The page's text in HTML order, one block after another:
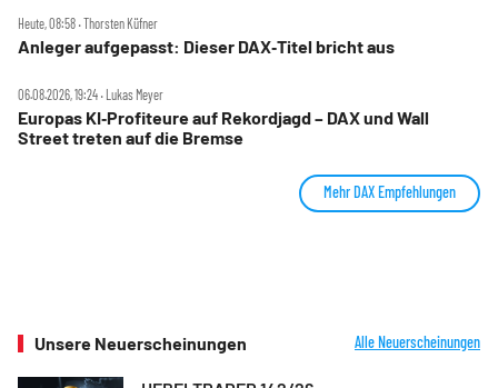
Heute, 08:58 ‧ Thorsten Küfner
Anleger aufgepasst: Dieser DAX‑Titel bricht aus
06.08.2026, 19:24 ‧ Lukas Meyer
Europas KI‑Profiteure auf Rekordjagd – DAX und Wall
Street treten auf die Bremse
Mehr DAX Empfehlungen
Unsere Neuerscheinungen Alle Neuerscheinungen